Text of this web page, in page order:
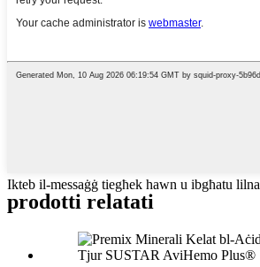
Ikteb il-messaġġ tiegħek hawn u ibgħatu lilna
prodotti relatati